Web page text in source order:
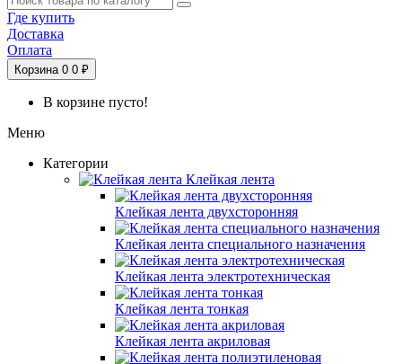
Где купить
Доставка
Оплата
Корзина 0 0 ₽
В корзине пусто!
Меню
Категории
Клейкая лента
Клейкая лента двухсторонняя
Клейкая лента специального назначения
Клейкая лента электротехническая
Клейкая лента тонкая
Клейкая лента акриловая